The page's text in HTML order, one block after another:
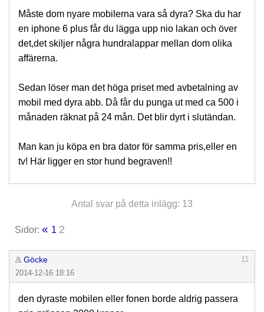
Måste dom nyare mobilerna vara så dyra? Ska du har
en iphone 6 plus får du lägga upp nio lakan och över
det,det skiljer några hundralappar mellan dom olika
affärerna.
Sedan löser man det höga priset med avbetalning av
mobil med dyra abb. Då får du punga ut med ca 500 i
månaden räknat på 24 mån. Det blir dyrt i slutändan.
Man kan ju köpa en bra dator för samma pris,eller en
tv! Här ligger en stor hund begraven!!
Antal svar på detta inlägg: 13
Sidor: « 1 2
Göcke
11
2014-12-16 18:16
den dyraste mobilen eller fonen borde aldrig passera